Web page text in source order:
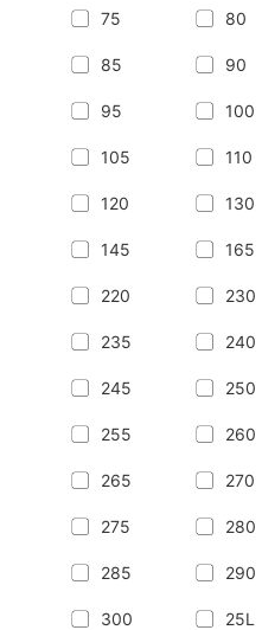
75 80
85 90
95 100
105 110
120 130
145 165
220 230
235 240
245 250
255 260
265 270
275 280
285 290
300 25L